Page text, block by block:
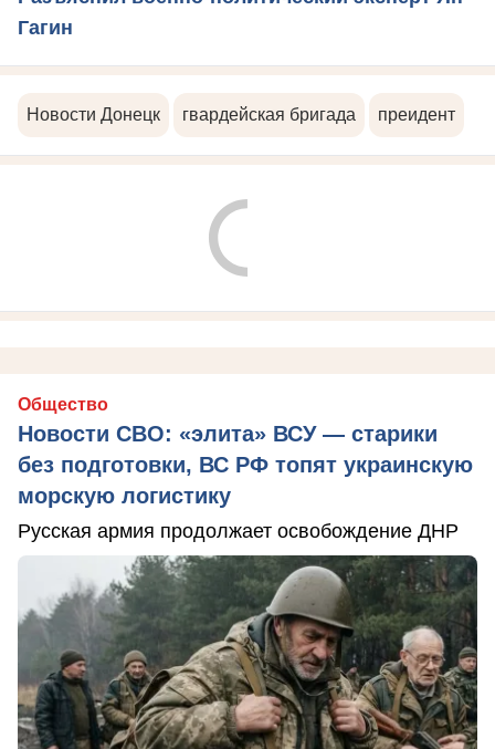
Гагин
Новости Донецк гвардейская бригада преидент
Общество
Новости СВО: «элита» ВСУ — старики
без подготовки, ВС РФ топят украинскую
морскую логистику
Русская армия продолжает освобождение ДНР